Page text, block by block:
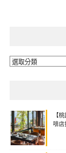
分
【
啡店